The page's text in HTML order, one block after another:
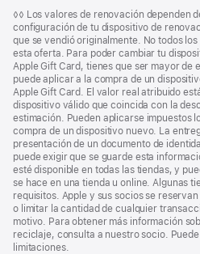
Nota
a
pie
de
página
◊◊ Los valores de renovación dependen
configuración de tu dispositivo de
que se vendió originalmente. No todos
esta oferta. Para poder cambiar tu
Apple Gift Card, tienes que ser mayor de
puede aplicar a la compra de un
Apple Gift Card. El valor real atribuido
dispositivo válido que coincida con la
estimación. Pueden aplicarse impuestos
compra de un dispositivo nuevo. La
presentación de un documento de
puede exigir que se guarde esta
esté disponible en todas las tiendas, y
se hace en una tienda u online. Algunas
requisitos. Apple y sus socios se
o limitar la cantidad de cualquier
motivo. Para obtener más información
reciclaje, consulta a nuestro socio.
limitaciones.